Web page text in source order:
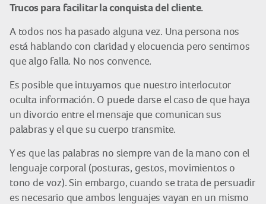
Trucos para facilitar la conquista del cliente.
A todos nos ha pasado alguna vez. Una persona nos
está hablando con claridad y elocuencia pero sentimos
que algo falla. No nos convence.
Es posible que intuyamos que nuestro interlocutor
oculta información. O puede darse el caso de que haya
un divorcio entre el mensaje que comunican sus
palabras y el que su cuerpo transmite.
Y es que las palabras no siempre van de la mano con el
lenguaje corporal (posturas, gestos, movimientos o
tono de voz). Sin embargo, cuando se trata de persuadir
es necesario que ambos lenguajes vayan en un mismo